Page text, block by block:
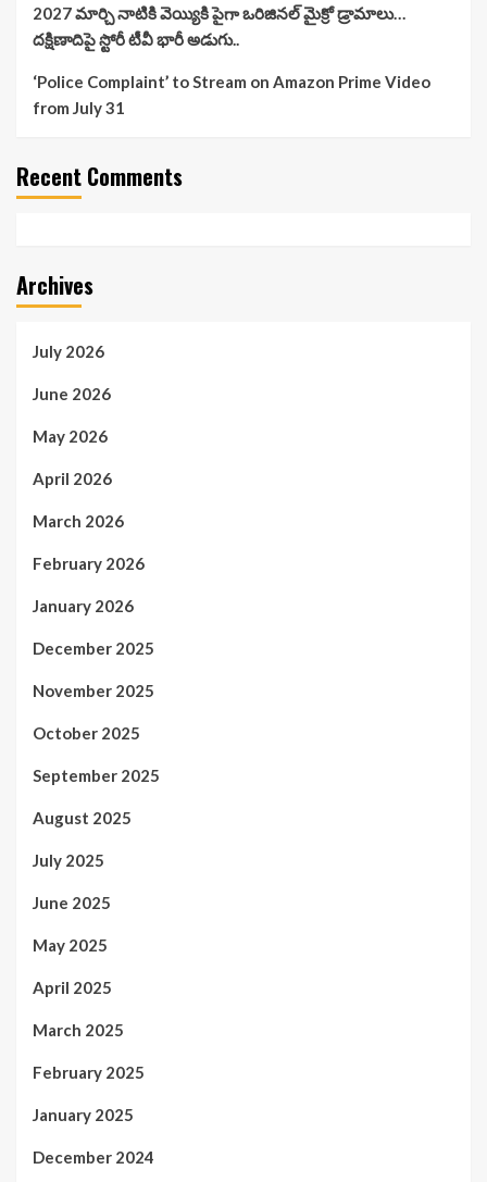
2027 మార్చి నాటికి వెయ్యికి పైగా ఒరిజినల్ మైక్రో డ్రామాలు…
దక్షిణాదిపై స్టోరీ టీవీ భారీ అడుగు..
‘Police Complaint’ to Stream on Amazon Prime Video
from July 31
Recent Comments
Archives
July 2026
June 2026
May 2026
April 2026
March 2026
February 2026
January 2026
December 2025
November 2025
October 2025
September 2025
August 2025
July 2025
June 2025
May 2025
April 2025
March 2025
February 2025
January 2025
December 2024